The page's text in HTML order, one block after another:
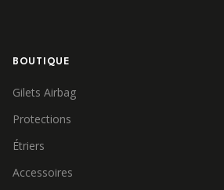
BOUTIQUE
Gilets Airbag
Protections
Étriers
Accessoires